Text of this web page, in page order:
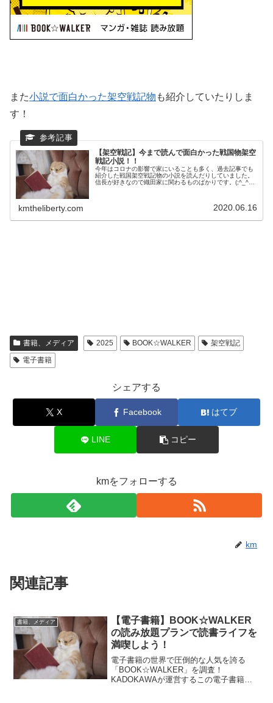
また小説で面白かった架空戦記物 も紹介していたりしま
す！
【架空戦記】今まで読んで面白かった戦国物架空
戦記小説！！
今年はコロナの影響で家にいることも多く、過去記事でも
紹介した戦国架空戦記物の小説を読んだりしていました。
信長が好きなので織田家に関わるものばかりです。(;^_^A
kmtheliberty.com 2020.06.16
書籍、メディア 2025 BOOK☆WALKER
架空戦記
電子書籍
シェアする
X Facebook はてブ
LINE コピー
kmをフォローする
km
関連記事
書籍、メディア
【電子書籍】BOOK☆WALKER
の読み放題プランで読書ライフを
満喫しよう！
電子書籍の世界で圧倒的な人気を誇る
「BOOK☆WALKER」を調査！
KADOKAWAが運営するこの電子書籍ス